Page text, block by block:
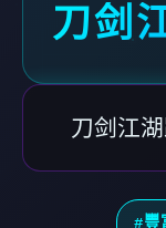
刀剑
刀剑江
#豐